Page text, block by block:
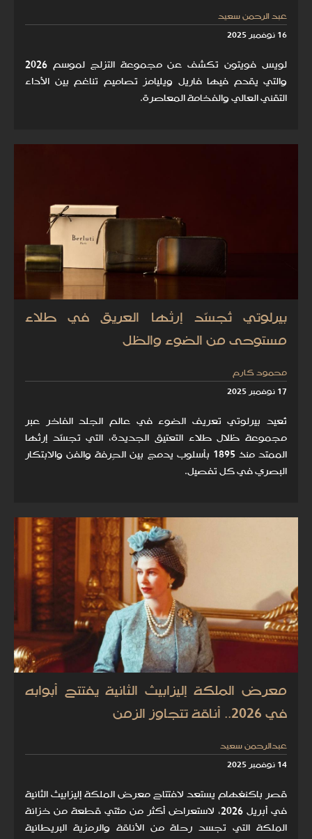
عبد الرحمن سعيد
16 نوفمبر 2025
لويس فويتون تكشف عن مجموعة التزلج لموسم 2026
والتي يقدم فيها فاريل ويليامز تصاميم تناغم بين الأداء
التقني العالي والفخامة المعاصرة.
بيرلوتي تُجسّد إرثها العريق في طلاء
مستوحى من الضوء والظل
محمود كارم
17 نوفمبر 2025
تُعيد بيرلوتي تعريف الضوء في عالم الجلد الفاخر عبر
مجموعة ظلال طلاء التعتيق الجديدة، التي تجسّد إرثها
الممتد منذ 1895 بأسلوب يدمج بين الحِرفة والفن والابتكار
البصري في كل تفصيل.
معرض الملكة إليزابيث الثانية يفتتح أبوابه
في 2026.. أناقة تتجاوز الزمن
عبدالرحمن سعيد
14 نوفمبر 2025
قصر باكنغهام يستعد لافتتاح معرض الملكة إليزابيث الثانية
في أبريل 2026، لاستعراض أكثر من مئتي قطعة من خزانة
الملكة التي تجسد رحلة من الأناقة والرمزية البريطانية